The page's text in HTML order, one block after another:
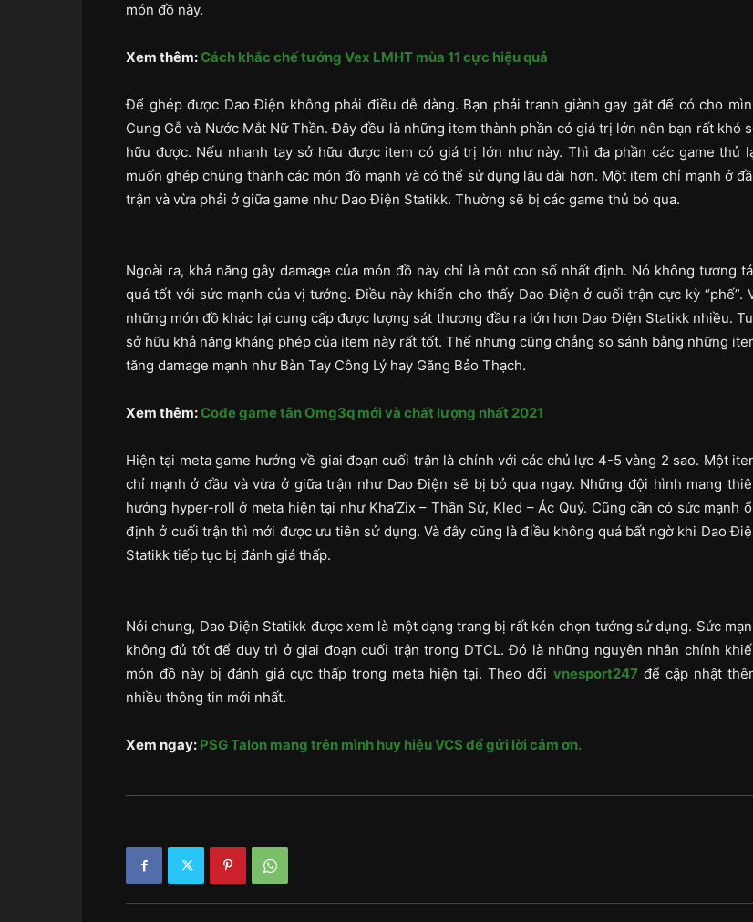
món đồ này.
Xem thêm: Cách khắc chế tướng Vex LMHT mùa 11 cực hiệu quả
Để ghép được Dao Điện không phải điều dễ dàng. Bạn phải tranh giành gay gắt để có cho
Cung Gỗ và Nước Mắt Nữ Thần. Đây đều là những item thành phần có giá trị lớn nên bạn rất khó
hữu được. Nếu nhanh tay sở hữu được item có giá trị lớn như này. Thì đa phần các game thủ
muốn ghép chúng thành các món đồ mạnh và có thể sử dụng lâu dài hơn. Một item chỉ mạnh ở
trận và vừa phải ở giữa game như Dao Điện Statikk. Thường sẽ bị các game thủ bỏ qua.
Ngoài ra, khả năng gây damage của món đồ này chỉ là một con số nhất định. Nó không tương
quá tốt với sức mạnh của vị tướng. Điều này khiến cho thấy Dao Điện ở cuối trận cực kỳ “phế”.
những món đồ khác lại cung cấp được lượng sát thương đầu ra lớn hơn Dao Điện Statikk nhiều.
sở hữu khả năng kháng phép của item này rất tốt. Thế nhưng cũng chẳng so sánh bằng những
tăng damage mạnh như Bàn Tay Công Lý hay Găng Bảo Thạch.
Xem thêm: Code game tân Omg3q mới và chất lượng nhất 2021
Hiện tại meta game hướng về giai đoạn cuối trận là chính với các chủ lực 4-5 vàng 2 sao. Một
chỉ mạnh ở đầu và vừa ở giữa trận như Dao Điện sẽ bị bỏ qua ngay. Những đội hình mang
hướng hyper-roll ở meta hiện tại như Kha’Zix – Thần Sứ, Kled – Ác Quỷ. Cũng cần có sức mạnh
định ở cuối trận thì mới được ưu tiên sử dụng. Và đây cũng là điều không quá bất ngờ khi Dao
Statikk tiếp tục bị đánh giá thấp.
Nói chung, Dao Điện Statikk được xem là một dạng trang bị rất kén chọn tướng sử dụng. Sức
không đủ tốt để duy trì ở giai đoạn cuối trận trong DTCL. Đó là những nguyên nhân chính
món đồ này bị đánh giá cực thấp trong meta hiện tại. Theo dõi vnesport247 để cập nhật
nhiều thông tin mới nhất.
Xem ngay: PSG Talon mang trên mình huy hiệu VCS để gửi lời cảm ơn.